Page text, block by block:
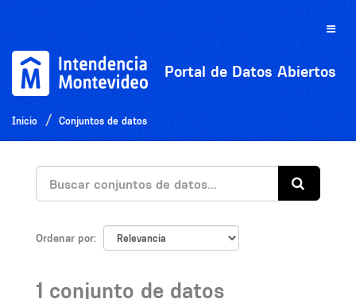
Toggle
Portal de Datos Abiertos
Inicio Conjuntos de datos
Ordenar por
1 conjunto de datos